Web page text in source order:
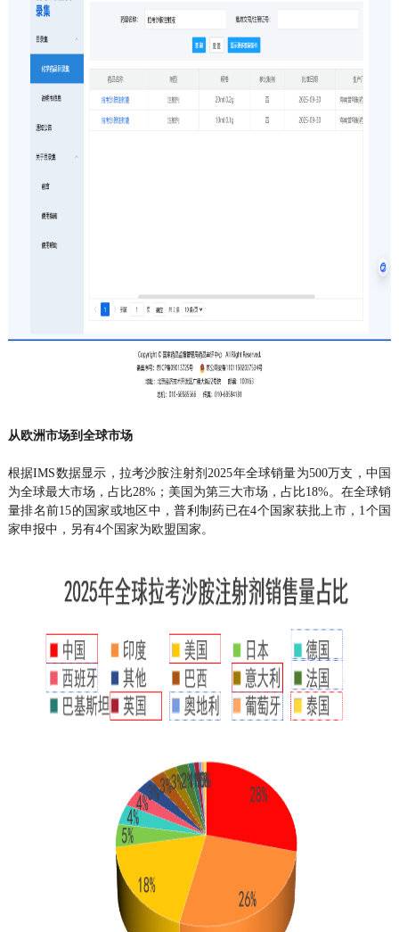
从欧洲市场到全球市场
根据IMS数据显示，拉考沙胺注射剂2025年全球销量为500万支，中国
为全球最大市场，占比28%；美国为第三大市场，占比18%。在全球销
量排名前15的国家或地区中，普利制药已在4个国家获批上市，1个国
家申报中，另有4个国家为欧盟国家。